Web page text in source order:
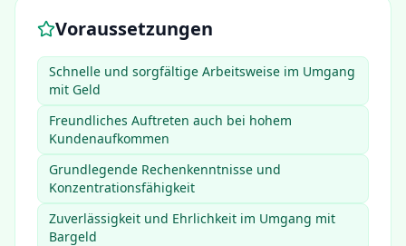
Voraussetzungen
Schnelle und sorgfältige Arbeitsweise im Umgang
mit Geld
Freundliches Auftreten auch bei hohem
Kundenaufkommen
Grundlegende Rechenkenntnisse und
Konzentrationsfähigkeit
Zuverlässigkeit und Ehrlichkeit im Umgang mit
Bargeld